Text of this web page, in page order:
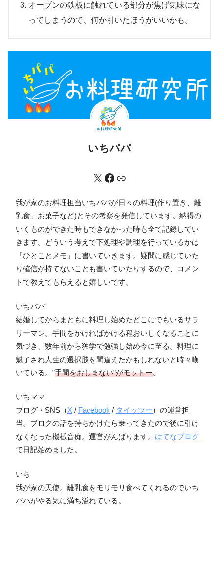
オーブンの鉄板に触れている部分が焦げ気味にな
ってしまうので、何か引いたほうがいいかも。
いちパパ
我が家のお料理担当いちパパが日々の料理(作り置き、離
乳食、お菓子など)とその考察を発信しています。納得の
いくものができた時もできなかった時も全て記録してい
きます。どういう考えで下処理や調理を行っているかは
「ひとことメモ」に書いていきます。疑問に感じていた
り確信が持てないことも書いていたりするので、コメン
トで教えてもらえると嬉しいです。
いちパパ
結婚してからまともに料理し始めたどこにでもいるサラ
リーマン。手間をかければかける程おいしくなることに
気づき、数年前から独学で勉強し始め今に至る。料理に
魅了され人生の選択肢を間違えたかもしれないと時々嘆
いている。”手間をおしまない”がモットー。
いちママ
ブログ・SNS（X / Facebook / タイッツー）の運営担
当。ブログの話を持ちかけたら乗ってきたので後に引け
なくなった機械音痴。運営がんばります。 はてなブログ
で日記始めました。
いち
我が家の天使。離乳食をモリモリ食べてくれるのでいち
パパがやる気に満ち溢れている。